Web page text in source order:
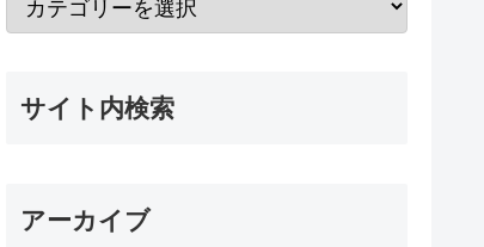
サイト内検索
アーカイブ